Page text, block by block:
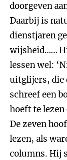
doorgeven
Daarbij is
dienstjaren
wijsheid……
lessen wel:
uitglijers, die
schreef een
hoeft te lezen
De zeven
lezen, als
columns. Hij